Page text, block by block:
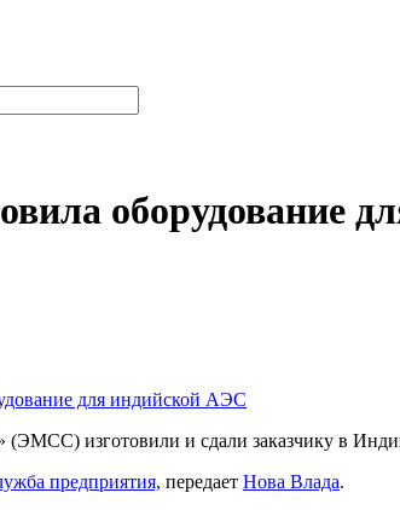
оборудование
(ЭМСС) изготовили и сдали заказчику в
предприятия, передает Нова Влада.